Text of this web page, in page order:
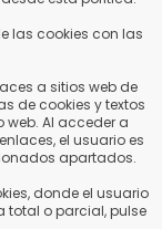
las cookies con las
a sitios web de
de cookies y textos
web. Al acceder a
el usuario es
apartados.
donde el usuario
total o parcial, pulse